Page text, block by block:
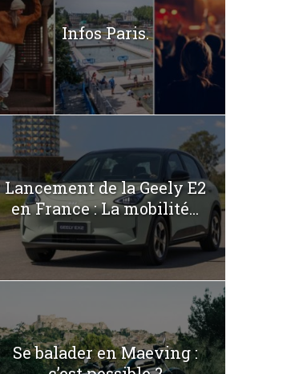
Infos Paris.
Lancement de la Geely E2
en France : La mobilité...
Se balader en Maeving :